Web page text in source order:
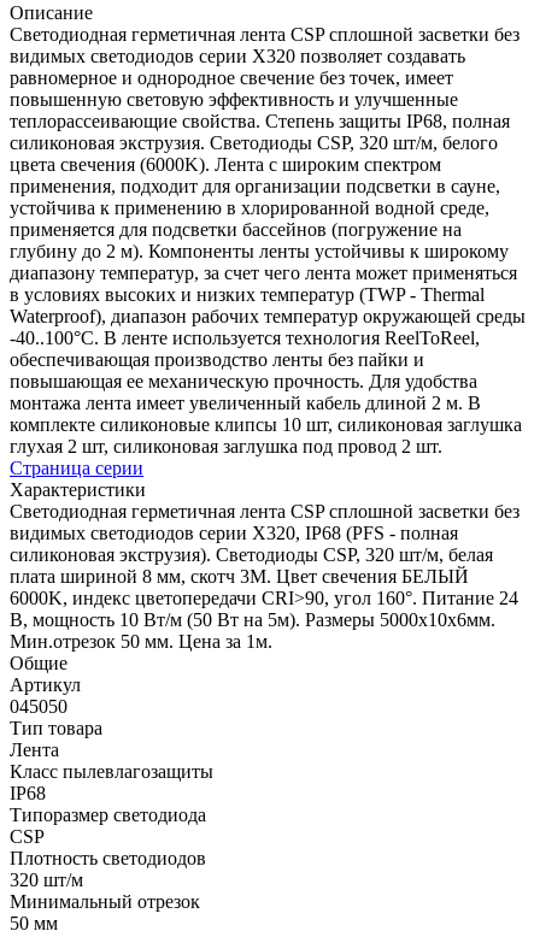
Описание
Светодиодная герметичная лента CSP сплошной засветки без
видимых светодиодов серии X320 позволяет создавать
равномерное и однородное свечение без точек, имеет
повышенную световую эффективность и улучшенные
теплорассеивающие свойства. Степень защиты IP68, полная
силиконовая экструзия. Светодиоды CSP, 320 шт/м, белого
цвета свечения (6000K). Лента с широким спектром
применения, подходит для организации подсветки в сауне,
устойчива к применению в хлорированной водной среде,
применяется для подсветки бассейнов (погружение на
глубину до 2 м). Компоненты ленты устойчивы к широкому
диапазону температур, за счет чего лента может применяться
в условиях высоких и низких температур (TWP - Thermal
Waterproof), диапазон рабочих температур окружающей среды
-40..100°C. В ленте используется технология ReelToReel,
обеспечивающая производство ленты без пайки и
повышающая ее механическую прочность. Для удобства
монтажа лента имеет увеличенный кабель длиной 2 м. В
комплекте силиконовые клипсы 10 шт, силиконовая заглушка
глухая 2 шт, силиконовая заглушка под провод 2 шт.
Страница серии
Характеристики
Светодиодная герметичная лента CSP сплошной засветки без
видимых светодиодов серии X320, IP68 (PFS - полная
силиконовая экструзия). Светодиоды CSP, 320 шт/м, белая
плата шириной 8 мм, скотч 3M. Цвет свечения БЕЛЫЙ
6000K, индекс цветопередачи CRI>90, угол 160°. Питание 24
В, мощность 10 Вт/м (50 Вт на 5м). Размеры 5000х10х6мм.
Мин.отрезок 50 мм. Цена за 1м.
Общие
Артикул
045050
Тип товара
Лента
Класс пылевлагозащиты
IP68
Типоразмер светодиода
CSP
Плотность светодиодов
320 шт/м
Минимальный отрезок
50 мм